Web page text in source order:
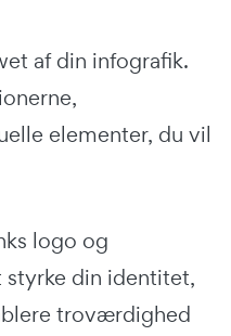
af din infografik.
elementer, du vil
logo og
styrke din identitet,
troværdighed